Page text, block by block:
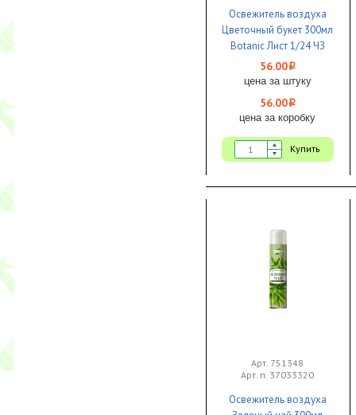
Освежитель воздуха
Цветочный букет 300мл
Botanic Лист 1/24 ЧЗ
56.00i
цена за штуку
56.00i
цена за коробку
Купить
Арт. 751348
Арт. п. 37033320
Освежитель воздуха